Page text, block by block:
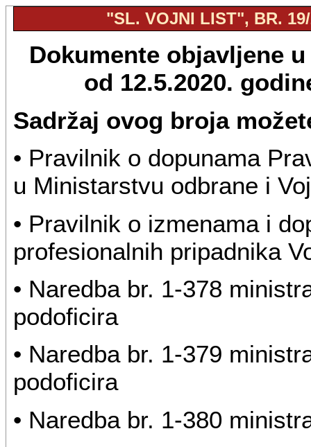
"SL. VOJNI LIST", BR.
Dokumente objavljene
od 12.5.2020.
Sadržaj ovog broja
• Pravilnik o dopunama
u Ministarstvu odbrane i
• Pravilnik o izmenama i
profesionalnih pripadnika
• Naredba br. 1-378
podoficira
• Naredba br. 1-379
podoficira
• Naredba br. 1-380